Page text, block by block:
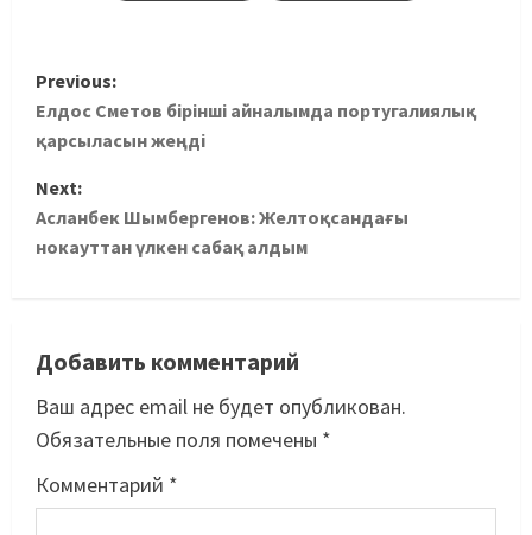
Previous:
Елдос Сметов бірінші айналымда португалиялық
қарсыласын жеңді
Next:
Асланбек Шымбергенов: Желтоқсандағы
нокауттан үлкен сабақ алдым
Добавить комментарий
Ваш адрес email не будет опубликован.
Обязательные поля помечены *
Комментарий *